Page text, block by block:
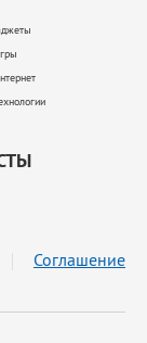
Соглашение